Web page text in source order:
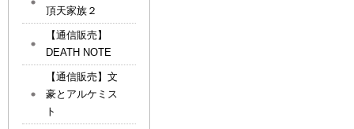
頂天家族２
【通信販売】
DEATH NOTE
【通信販売】文
豪とアルケミス
ト